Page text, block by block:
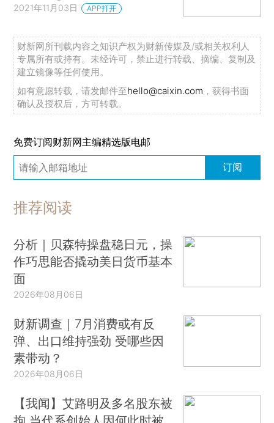
2021年11月03日 APP打开
财新网所刊载内容之知识产权为财新传媒及/或相关权利人
专属所有或持有。未经许可，禁止进行转载、摘编、复制及
建立镜像等任何使用。
如有意愿转载，请发邮件至hello@caixin.com ，获得书面
确认及授权后，方可转载。
免费订阅财新网主编精选版电邮
订阅
推荐阅读
分析｜贝森特操盘稳日元，操
作巧思能否撬动美日货币基本
面
2026年08月06日
财新调查｜7月消费或有反
弹、出口维持强劲 受哪些因
素带动？
2026年08月06日
【我闻】艾路明及多名股东被